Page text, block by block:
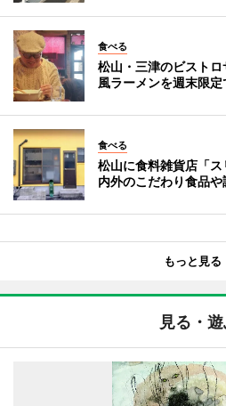
食べる
松山・三津のビスト
風ラーメンを週末限定
食べる
松山に食料雑貨店「
内外のこだわり食品
もっと見る
見る・